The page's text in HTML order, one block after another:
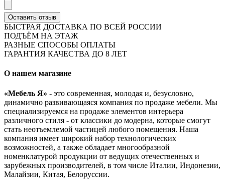
Оставить отзыв
БЫСТРАЯ ДОСТАВКА ПО ВСЕЙ РОССИИ
ПОДЪЁМ НА ЭТАЖ
РАЗНЫЕ СПОСОБЫ ОПЛАТЫ
ГАРАНТИЯ КАЧЕСТВА ДО 8 ЛЕТ
О нашем магазине
«Мебель Я» - это современная, молодая и, безусловно,
динамично развивающаяся компания по продаже мебели. Мы
специализируемся на продаже элементов интерьера
различного стиля - от классики до модерна, которые смогут
стать неотъемлемой частицей любого помещения. Наша
компания имеет широкий набор технологических
возможностей, а также обладает многообразной
номенклатурой продукции от ведущих отечественных и
зарубежных производителей, в том числе Италии, Индонезии,
Малайзии, Китая, Белоруссии.